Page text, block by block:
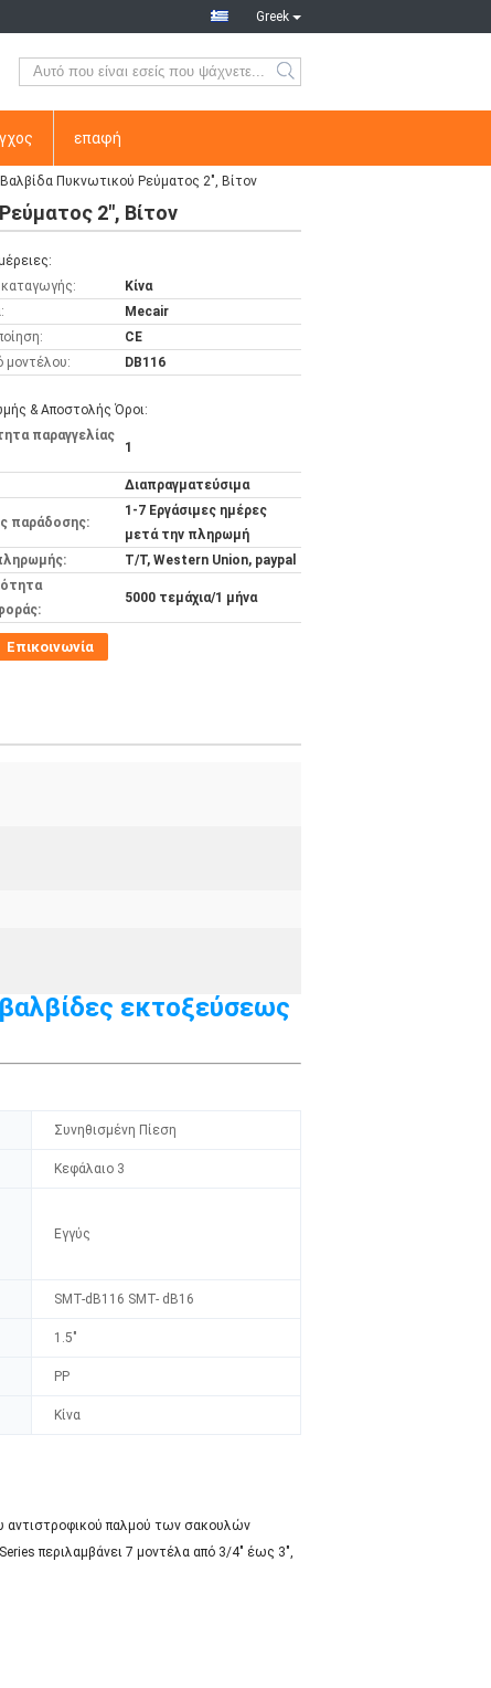
Greek
επαφή
Πυκνωτικού Ρεύματος 2", Βίτον
2", Βίτον
Κίνα
Mecair
CE
μοντέλου:
DB116
& Αποστολής Όροι:
παραγγελίας
1
Διαπραγματεύσιμα
παράδοσης:
1-7 Εργάσιμες ημέρες
μετά την πληρωμή
T/T, Western Union, paypal
5000 τεμάχια/1 μήνα
Επικοινωνία
εκτοξεύσεως
Συνηθισμένη Πίεση
Κεφάλαιο 3
Εγγύς
SMT-dB116 SMT- dB16
1.5"
PP
Κίνα
αντιστροφικού παλμού των σακουλών
περιλαμβάνει 7 μοντέλα από 3/4" έως 3",